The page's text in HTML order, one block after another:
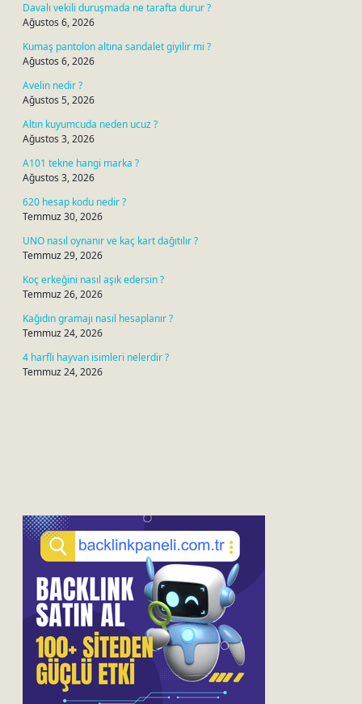
Davalı vekili duruşmada ne tarafta durur ?
Ağustos 6, 2026
Kumaş pantolon altına sandalet giyilir mi ?
Ağustos 6, 2026
Avelin nedir ?
Ağustos 5, 2026
Altın kuyumcuda neden ucuz ?
Ağustos 3, 2026
A101 tekne hangi marka ?
Ağustos 3, 2026
620 hesap kodu nedir ?
Temmuz 30, 2026
UNO nasıl oynanır ve kaç kart dağıtılır ?
Temmuz 29, 2026
Koç erkeğini nasıl aşık edersin ?
Temmuz 26, 2026
Kağıdın gramajı nasıl hesaplanır ?
Temmuz 24, 2026
4 harfli hayvan isimleri nelerdir ?
Temmuz 24, 2026